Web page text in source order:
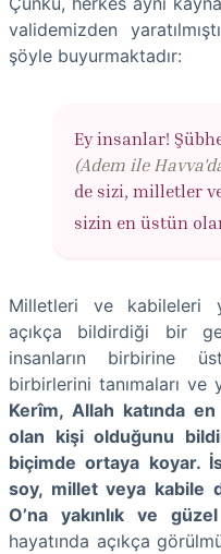
validemizden
şöyle buyurmaktadır:
Ey insanlar!
(Adem ile
de sizi, milletler
sizin en üstün
Milletleri ve kabileleri
açıkça bildirdiği bir
insanların birbirine
birbirlerini tanımaları ve
Kerîm, Allah katında
olan kişi olduğunu
biçimde ortaya koyar.
soy, millet veya kabile
O’na yakınlık ve
hayatında açıkça